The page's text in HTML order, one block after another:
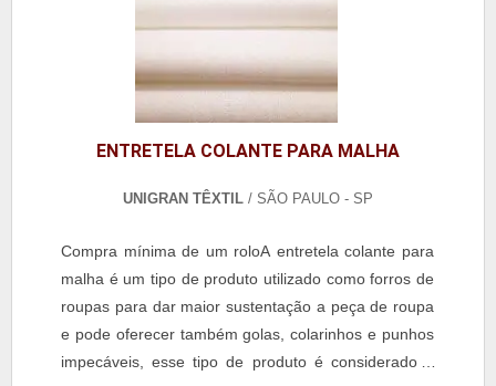
ENTRETELA COLANTE PARA MALHA
UNIGRAN TÊXTIL/ SÃO PAULO - SP
Compra mínima de um roloA entretela colante para
malha é um tipo de produto utilizado como forros de
roupas para dar maior sustentação a peça de roupa
e pode oferecer também golas, colarinhos e punhos
impecáveis, esse tipo de produto é considerado o